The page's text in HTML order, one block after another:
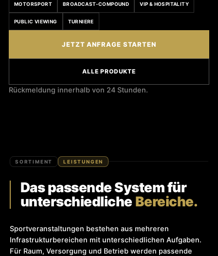
MOTORSPORT BROADCAST-COMPOUND VIP & HOSPITALITY
PUBLIC VIEWING TURNIERE
JETZT ANFRAGE STARTEN
ALLE PRODUKTE
Rückmeldung innerhalb von 24 Stunden.
SORTIMENT LEISTUNGEN
Das passende System für
unterschiedliche Bereiche.
Sportveranstaltungen bestehen aus mehreren
Infrastrukturbereichen mit unterschiedlichen Aufgaben.
Für Raum, Versorgung und Betrieb werden passende